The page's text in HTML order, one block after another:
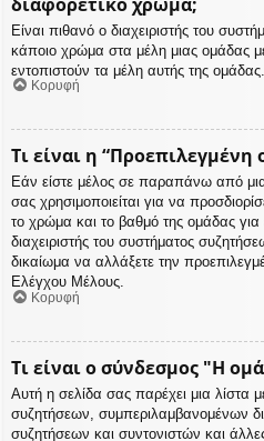
Είναι πιθανό ο διαχειριστής του
κάποιο χρώμα στα μέλη μιας ομάδας
εντοπιστούν τα μέλη αυτής της ομάδας.
Κορυφή
Τι είναι η
Εάν είστε μέλος σε παραπάνω από
σας χρησιμοποιείται για να
το χρώμα και το βαθμό της ομάδας
διαχειριστής του συστήματος
δικαίωμα να αλλάξετε την
Ελέγχου Μέλους.
Κορυφή
Τι είναι ο σύνδεσμος "Η
Αυτή η σελίδα σας παρέχει μια λίστα
συζητήσεων, συμπεριλαμβανομένων
συζητήσεων και συντονιστών και